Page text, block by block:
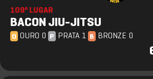
109º LUGAR
BACON JIU-JITSU
O OURO 0 P PRATA 1 B BRONZE 0